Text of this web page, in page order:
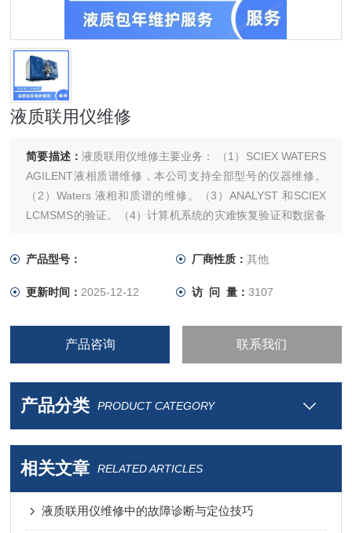
液质联用仪维修
简要描述： 液质联用仪维修主要业务： （1）SCIEX WATERS
AGILENT液相质谱维修，本公司支持全部型号的仪器维修。
（2）Waters 液相和质谱的维修。（3）ANALYST 和SCIEX
LCMSMS的验证。（4）计算机系统的灾难恢复验证和数据备
产品型号：
厂商性质： 其他
更新时间： 2025-12-12 访 问 量： 3107
产品咨询 联系我们
产品分类 PRODUCT CATEGORY
相关文章 RELATED ARTICLES
液质联用仪维修中的故障诊断与定位技巧